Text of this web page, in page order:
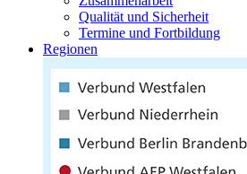
Qualität und Sicherheit
Termine und Fortbildung
Regionen